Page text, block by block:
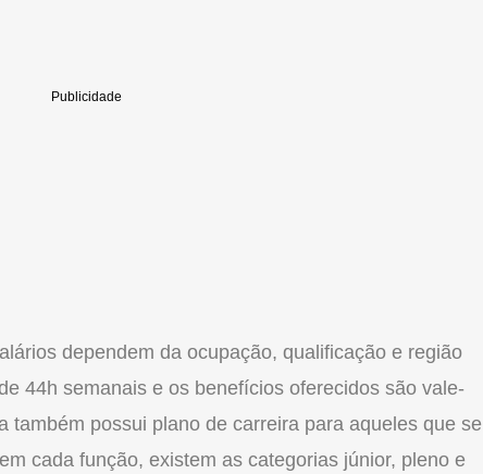
dependem da ocupação, qualificação e região
44h semanais e os benefícios oferecidos são vale-
também possui plano de carreira para aqueles que se
cada função, existem as categorias júnior, pleno e